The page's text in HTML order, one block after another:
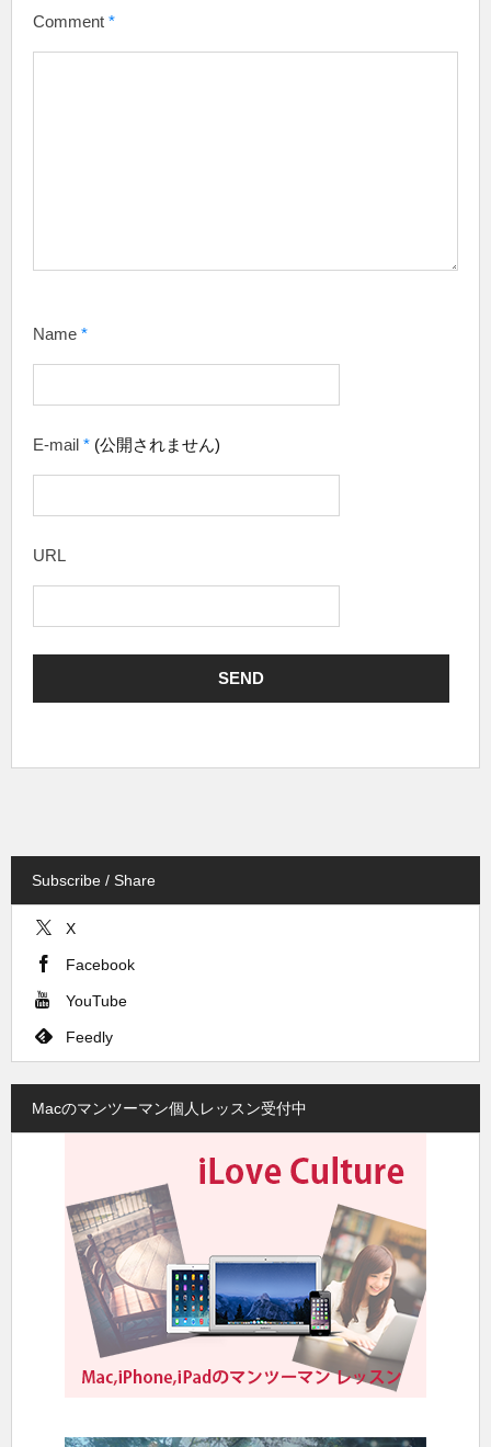
Comment *
Name *
E-mail * (公開されません)
URL
Subscribe / Share
X
Facebook
YouTube
Feedly
Macのマンツーマン個人レッスン受付中